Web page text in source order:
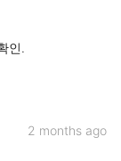
인.
2 months ago